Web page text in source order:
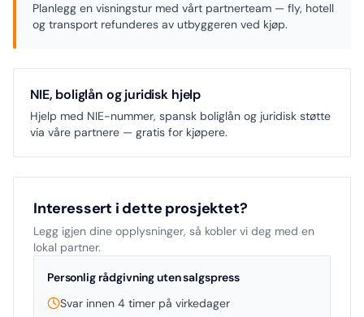
Planlegg en visningstur med vårt partnerteam — fly, hotell
og transport refunderes av utbyggeren ved kjøp.
NIE, boliglån og juridisk hjelp
Hjelp med NIE-nummer, spansk boliglån og juridisk støtte
via våre partnere — gratis for kjøpere.
Interessert i dette prosjektet?
Legg igjen dine opplysninger, så kobler vi deg med en
lokal partner.
Personlig rådgivning uten salgspress
Svar innen 4 timer på virkedager